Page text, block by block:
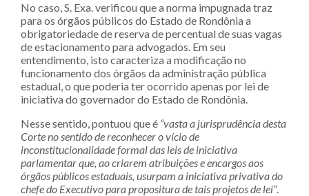
No caso, S. Exa. verificou que a norma impugnada traz
para os órgãos públicos do Estado de Rondônia a
obrigatoriedade de reserva de percentual de suas vagas
de estacionamento para advogados. Em seu
entendimento, isto caracteriza a modificação no
funcionamento dos órgãos da administração pública
estadual, o que poderia ter ocorrido apenas por lei de
iniciativa do governador do Estado de Rondônia.
Nesse sentido, pontuou que é “vasta a jurisprudência desta
Corte no sentido de reconhecer o vício de
inconstitucionalidade formal das leis de iniciativa
parlamentar que, ao criarem atribuições e encargos aos
órgãos públicos estaduais, usurpam a iniciativa privativa do
chefe do Executivo para propositura de tais projetos de lei”.